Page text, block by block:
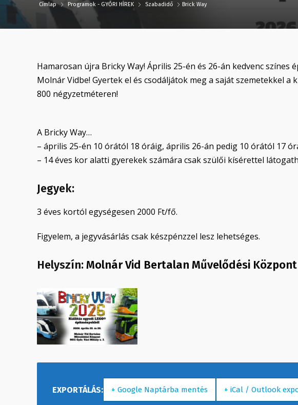
Címlap Programok - GYŐRI HÍREK Szabadidő Brick Way
Hamarosan újra Bricky Way! Április 25-én és 26-án kedvenc
Molnár Vidbe! Gyertek el és csodáljátok meg a saját szemetekkel
800 négyzetméteren!
A Bricky Way…
– április 25-én 10 órától 18 óráig, április 26-án pedig 10 órától 17
– 14 éves kor alatti gyerekek számára csak szülői kísérettel
Jegyek:
3 éves kortól egységesen 2000 Ft/fő.
Figyelem, a jegyvásárlás csak készpénzzel lesz lehetséges.
Helyszín:Molnár Vid Bertalan Művelődési Központ
+ Google Naptárba mentés + iCal / Outlook